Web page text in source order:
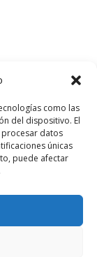
como las
del dispositivo. El
datos
únicas
puede afectar
SOLO